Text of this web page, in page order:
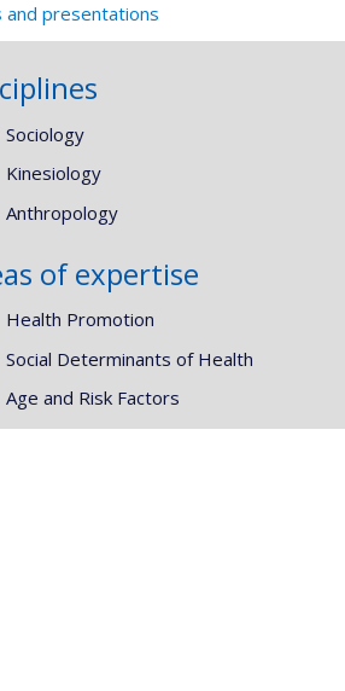
and presentations
Sociology
Kinesiology
Anthropology
of expertise
Health Promotion
Social Determinants of Health
Age and Risk Factors